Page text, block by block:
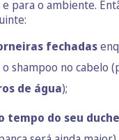
para o ambiente.
fechadas
shampoo no cabelo
de água);
tempo do seu duche